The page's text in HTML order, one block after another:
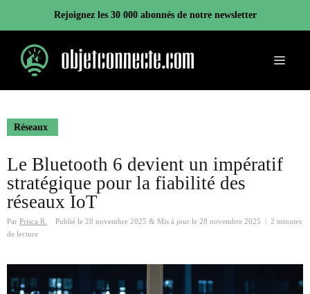
contenu
Rejoignez les 30 000 abonnés de notre newsletter
Menu
Réseaux
Le Bluetooth 6 devient un impératif
stratégique pour la fiabilité des
réseaux IoT
Par Prisca R. Publié le 28 novembre 2025 & Mis à jour le 28 novembre 2025
2 minutes
de lecture